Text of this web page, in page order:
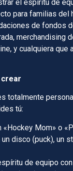
el espíritu de
para familias del
de fondos
merchandising
y cualquiera que
crear
totalmente
tú:
«Hockey Mom» o
disco (puck), un
de equipo